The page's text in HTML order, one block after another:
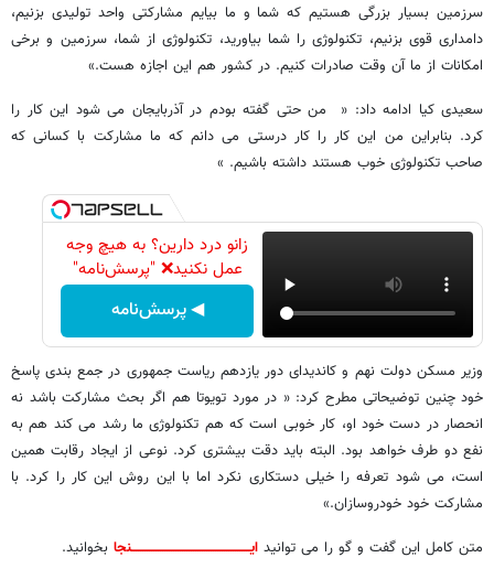
سرزمین بسیار بزرگی هستیم که شما و ما بیایم مشارکتی واحد تولیدی بزنیم،
دامداری قوی بزنیم، تکنولوژی را شما بیاورید، تکنولوژی از شما، سرزمین و برخی
امکانات از ما آن وقت صادرات کنیم. در کشور هم این اجازه هست.»
سعیدی کیا ادامه داد: « من حتی گفته بودم در آذربایجان می شود این کار را
کرد. بنابراین من این کار را کار درستی می دانم که ما مشارکت با کسانی که
صاحب تکنولوژی خوب هستند داشته باشیم. »
زانو درد دارین؟ به هیچ وجه
عمل نکنید❌ "پرسش‌نامه"
◀ پرسش‌نامه
وزیر مسکن دولت نهم و کاندیدای دور یازدهم ریاست جمهوری در جمع بندی پاسخ
خود چنین توضیحاتی مطرح کرد: « در مورد تویوتا هم اگر بحث مشارکت باشد نه
انحصار در دست خود او، کار خوبی است که هم تکنولوژی ما رشد می کند هم به
نفع دو طرف خواهد بود. البته باید دقت بیشتری کرد. نوعی از ایجاد رقابت همین
است، می شود تعرفه را خیلی دستکاری نکرد اما با این روش این کار را کرد. با
مشارکت خود خودروسازان.»
متن کامل این گفت و گو را می توانید ایــــــــــــــــــــــــــــــــــــــــــــــــــــــنجا بخوانید.